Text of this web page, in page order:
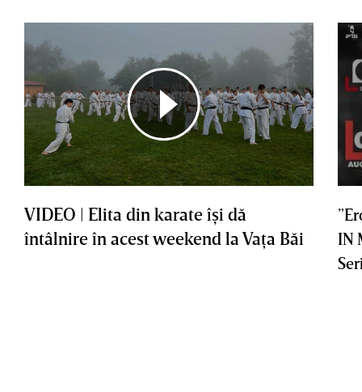
VIDEO | Elita din karate îşi dă
întâlnire în acest weekend la Vaţa Băi
IN